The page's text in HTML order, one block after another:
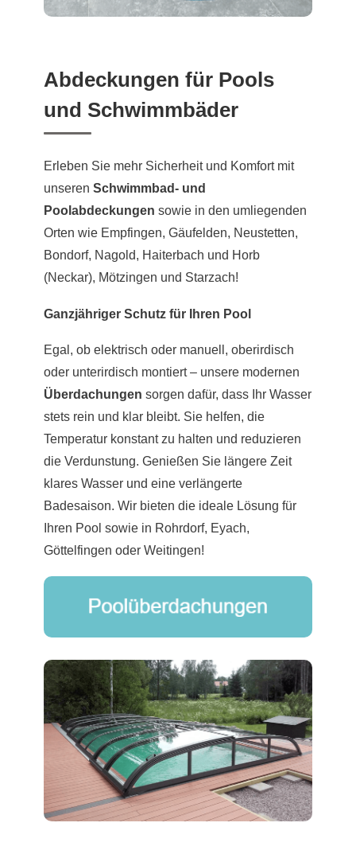
Abdeckungen für Pools
und Schwimmbäder
Erleben Sie mehr Sicherheit und Komfort mit
unseren Schwimmbad- und
Poolabdeckungen sowie in den umliegenden
Orten wie Empfingen, Gäufelden, Neustetten,
Bondorf, Nagold, Haiterbach und Horb
(Neckar), Mötzingen und Starzach!
Ganzjähriger Schutz für Ihren Pool
Egal, ob elektrisch oder manuell, oberirdisch
oder unterirdisch montiert – unsere modernen
Überdachungen sorgen dafür, dass Ihr Wasser
stets rein und klar bleibt. Sie helfen, die
Temperatur konstant zu halten und reduzieren
die Verdunstung. Genießen Sie längere Zeit
klares Wasser und eine verlängerte
Badesaison. Wir bieten die ideale Lösung für
Ihren Pool sowie in Rohrdorf, Eyach,
Göttelfingen oder Weitingen!